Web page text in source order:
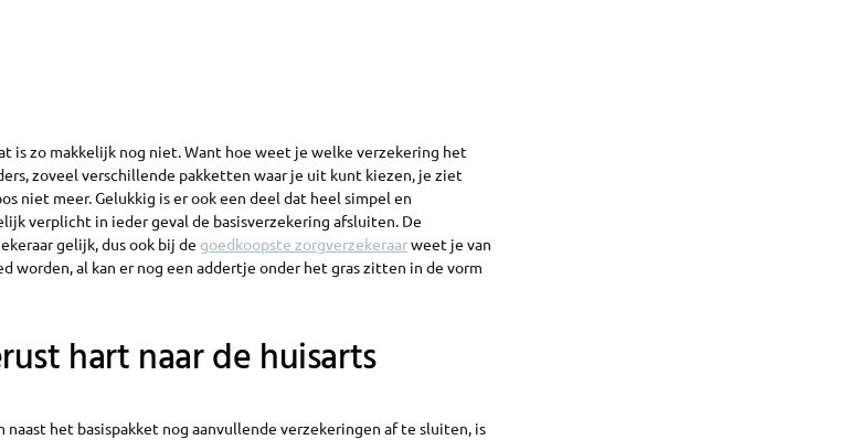
is zo makkelijk nog niet. Want hoe weet je welke verzekering het
zoveel verschillende pakketten waar je uit kunt kiezen, je ziet
niet meer. Gelukkig is er ook een deel dat heel simpel en
verplicht in ieder geval de basisverzekering afsluiten. De
gelijk, dus ook bij de goedkoopste zorgverzekeraarweet je van
worden, al kan er nog een addertje onder het gras zitten in de vorm
hart naar de huisarts
het basispakket nog aanvullende verzekeringen af te sluiten, is